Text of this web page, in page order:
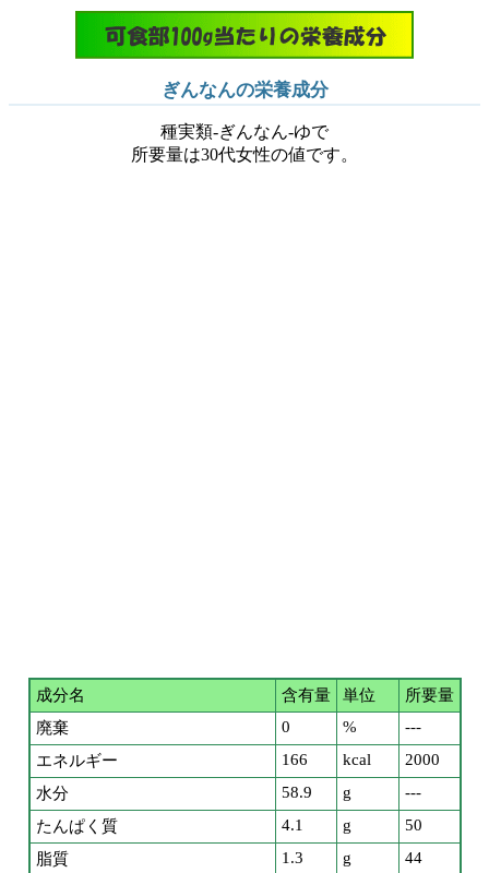
ぎんなんの栄養成分
種実類-ぎんなん-ゆで
所要量は30代女性の値です。
成分名 含有量 単位
所要量
廃棄
0 %
---
エネルギー
166 kcal
2000
水分
58.9 g
---
たんぱく質
4.1 g
50
脂質
1.3 g
44